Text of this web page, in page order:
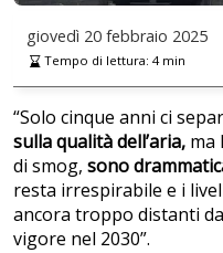
giovedì 20 febbraio 2025
Tempo di lettura: 4min
“Solo cinque anni ci
sulla qualità dell’aria, ma
di smog, sono
resta irrespirabile e i
ancora troppo distanti
vigore nel 2030”.